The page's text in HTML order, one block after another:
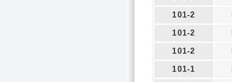
101-2
101-2
101-2
101-1